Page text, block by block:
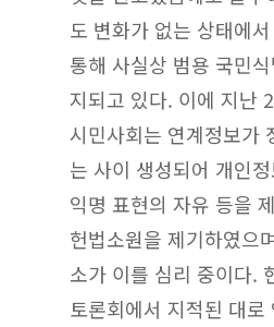
도 변화가 없는 상태에
통해 사실상 범용 국민
지되고 있다. 이에 지난
시민사회는 연계정보가
는 사이 생성되어 개인
익명 표현의 자유 등을
헌법소원을 제기하였으
소가 이를 심리 중이다.
토론회에서 지적된 대로